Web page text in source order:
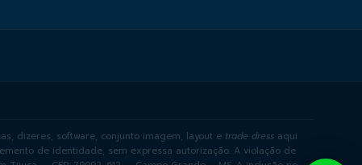
dizeres, software, conjunto imagem, layout e trade dress aqui
de identidade, sem expressa autorização. A violação de